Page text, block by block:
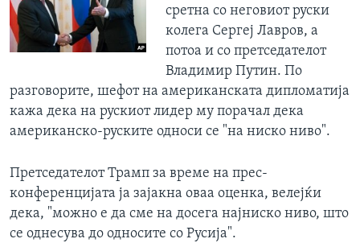
сретна со неговиот руски
колега Сергеј Лавров, а
потоа и со претседателот
Владимир Путин. По
разговорите, шефот на американската дипломатија
кажа дека на рускиот лидер му порачал дека
американско-руските односи се "на ниско ниво".
Претседателот Трамп за време на прес-
конференцијата ја зајакна оваа оценка, велејќи
дека, "можно е да сме на досега најниско ниво, што
се однесува до односите со Русија".